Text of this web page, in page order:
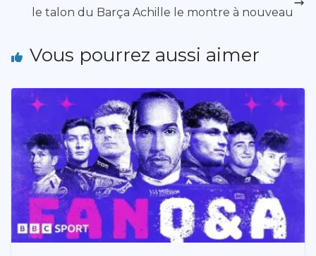
le talon du Barça Achille le montre à nouveau
Vous pourrez aussi aimer